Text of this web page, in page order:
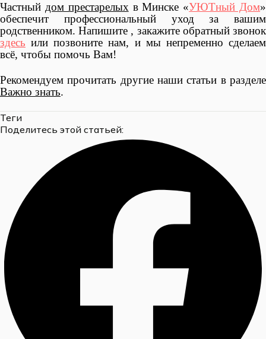
Частный дом престарелых в Минске «УЮТный Дом»
обеспечит профессиональный уход за вашим
родственником. Напишите , закажите обратный звонок
здесь или позвоните нам, и мы непременно сделаем
всё, чтобы помочь Вам!
Рекомендуем прочитать другие наши статьи в разделе
Важно знать.
Теги
Поделитесь этой статьей: